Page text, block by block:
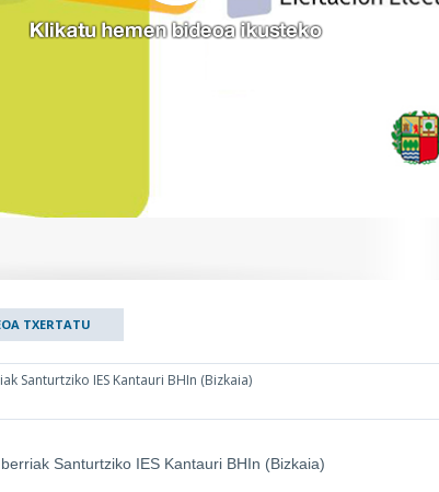
TXERTATU
Santurtziko IES Kantauri BHIn (Bizkaia)
Santurtziko IES Kantauri BHIn (Bizkaia)